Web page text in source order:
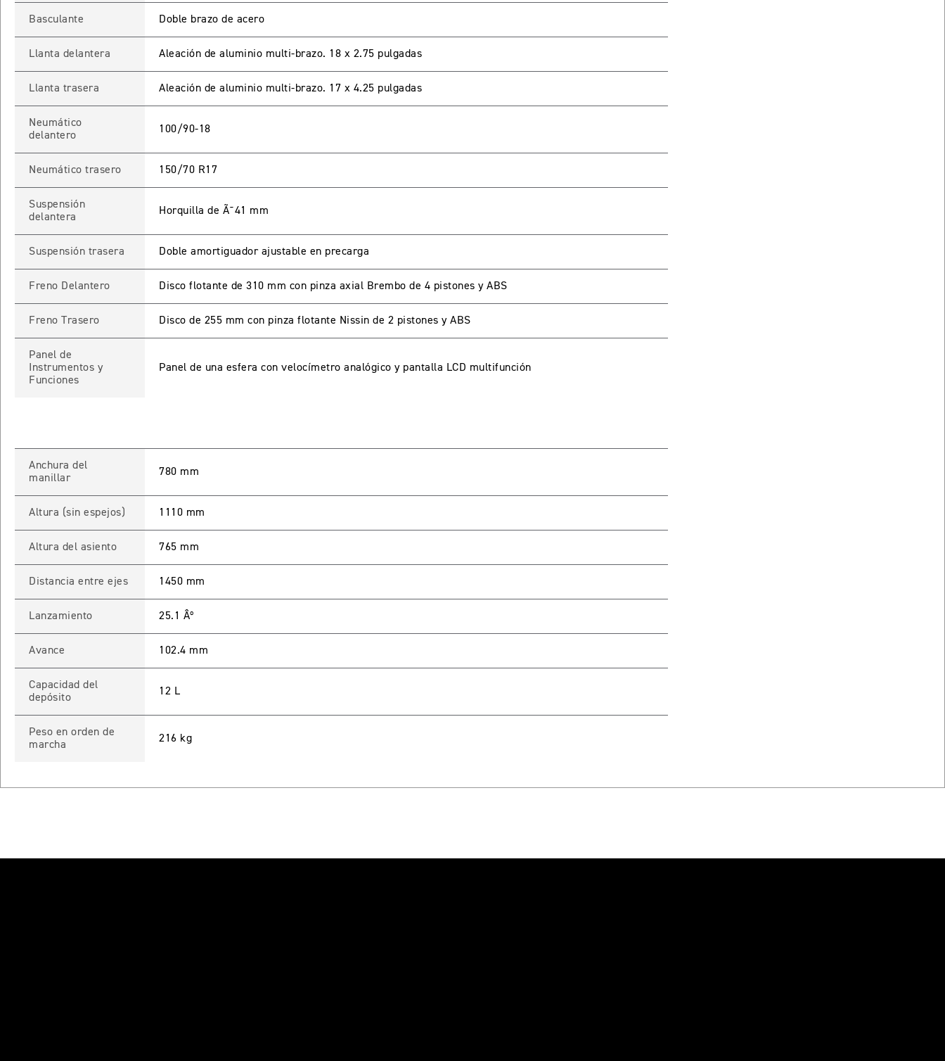
Basculante Doble brazo de acero
Llanta delantera Aleación de aluminio multi-brazo. 18 x 2.75 pulgadas
Llanta trasera Aleación de aluminio multi-brazo. 17 x 4.25 pulgadas
Neumático
delantero
100/90-18
Neumático trasero 150/70 R17
Suspensión
delantera
Horquilla de Ã˜41 mm
Suspensión trasera Doble amortiguador ajustable en precarga
Freno Delantero Disco flotante de 310 mm con pinza axial Brembo de 4 pistones y ABS
Freno Trasero Disco de 255 mm con pinza flotante Nissin de 2 pistones y ABS
Panel de
Instrumentos y
Funciones
Panel de una esfera con velocímetro analógico y pantalla LCD multifunción
Anchura del
manillar
780 mm
Altura (sin espejos) 1110 mm
Altura del asiento 765 mm
Distancia entre ejes 1450 mm
Lanzamiento 25.1 Âº
Avance 102.4 mm
Capacidad del
depósito
12 L
Peso en orden de
marcha
216 kg
Ingresa tu rut y password para acceder. Si aun no tienes una cuenta creada tendrás que
INICIAR NUEVA CUENTA
Recuperar contraseña